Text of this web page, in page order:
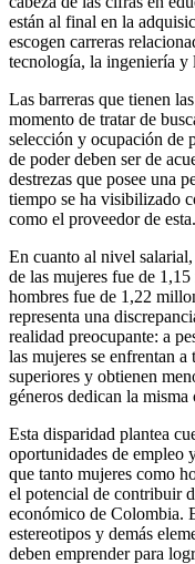
están al final en la
escogen carreras
tecnología, la ingeniería y
Las barreras que tienen
momento de tratar de
selección y ocupación de
de poder deben ser de
destrezas que posee una
tiempo se ha visibilizado
como el proveedor de esta.
En cuanto al nivel
de las mujeres fue de
hombres fue de 1,22
representa una
realidad preocupante: a
las mujeres se enfrentan a
superiores y obtienen
géneros dedican la
Esta disparidad plantea
oportunidades de empleo
que tanto mujeres como
el potencial de contribuir
económico de Colombia.
estereotipos y demás
deben emprender para